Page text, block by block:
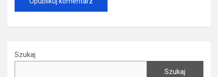
Szukaj
Szukaj